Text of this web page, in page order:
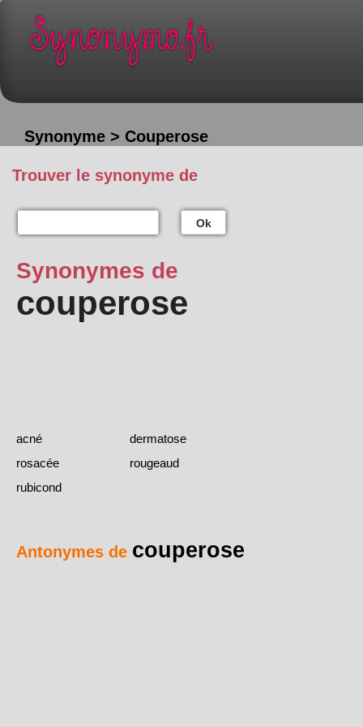
Synonyme > Couperose
Trouver le synonyme de
Ok
Synonymes de
couperose
acné
dermatose
rosacée
rougeaud
rubicond
Antonymes de couperose